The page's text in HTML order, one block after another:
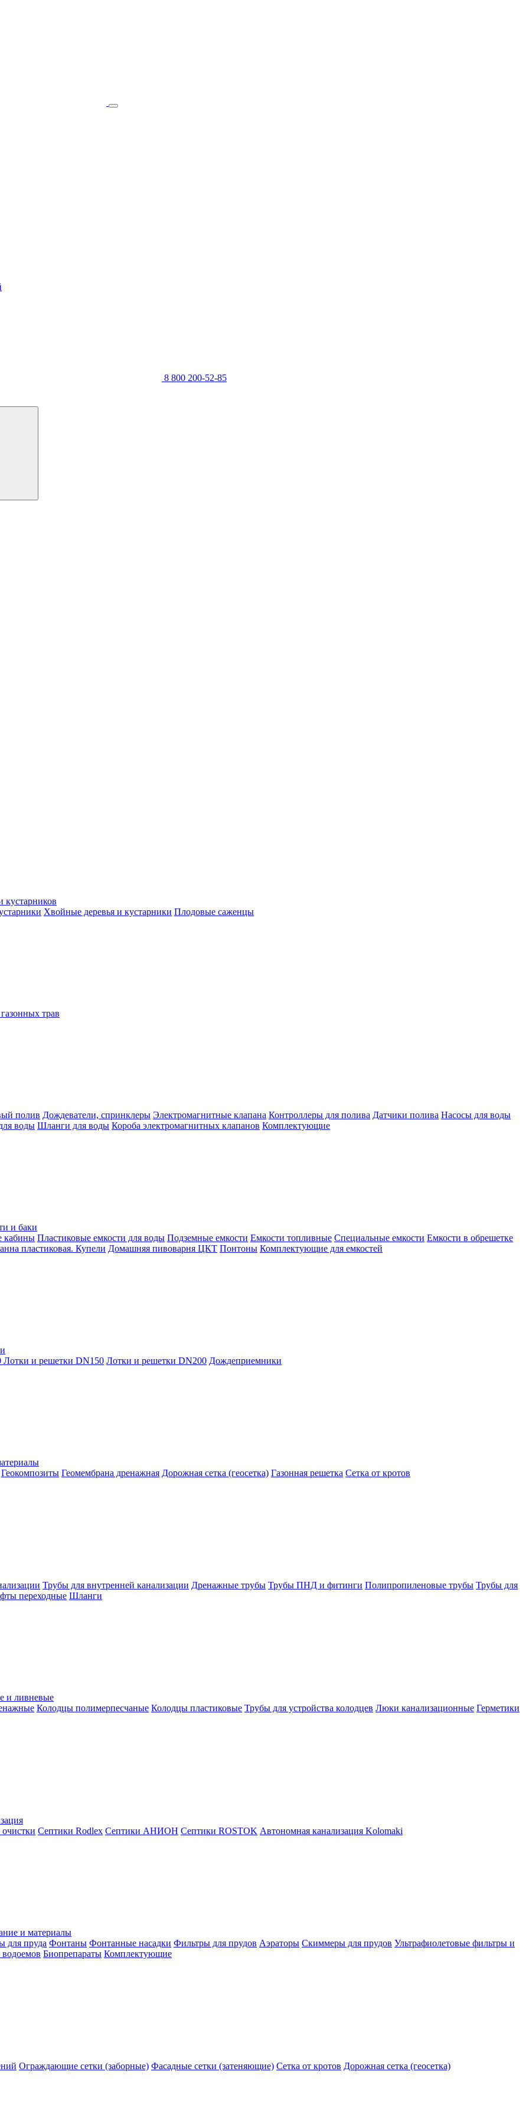
8 800 200-52-85
кустарников
Хвойные деревья и кустарники Плодовые саженцы
трав
полив Дождеватели, спринклеры Электромагнитные клапана Контроллеры для полива Датчики полива Насосы для воды
воды Шланги для воды Короба электромагнитных клапанов Комплектующие
и баки
кабины Пластиковые емкости для воды Подземные емкости Емкости топливные Специальные емкости Емкости в обрешетке
пластиковая. Купели Домашняя пивоварня ЦКТ Понтоны Комплектующие для емкостей
Лотки и решетки DN150 Лотки и решетки DN200 Дождеприемники
Геокомпозиты Геомембрана дренажная Дорожная сетка (геосетка) Газонная решетка Сетка от кротов
Трубы для внутренней канализации Дренажные трубы Трубы ПНД и фитинги Полипропиленовые трубы Трубы для
переходные Шланги
и ливневые
Колодцы полимерпесчаные Колодцы пластиковые Трубы для устройства колодцев Люки канализационные Герметики
Септики Rodlex Септики АНИОН Септики ROSTOK Автономная канализация Kolomaki
и материалы
для пруда Фонтаны Фонтанные насадки Фильтры для прудов Аэраторы Скиммеры для прудов Ультрафиолетовые фильтры и
Биопрепараты Комплектующие
Ограждающие сетки (заборные) Фасадные сетки (затеняющие) Сетка от кротов Дорожная сетка (геосетка)